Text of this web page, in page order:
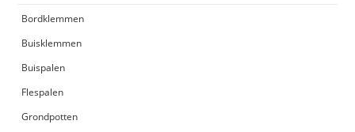
Bordklemmen
Buisklemmen
Buispalen
Flespalen
Grondpotten